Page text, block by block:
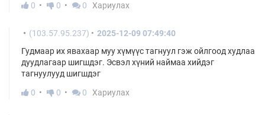
0
0 0 Хариулах
(103.57.95.237)
2025-12-09 07:49:40
Гудмаар их явахаар муу хүмүүс тагнуул гэж ойлгоод худлаа
дуудлагаар шигшдэг. Эсвэл хүний наймаа хийдэг
тагнуулууд шигшдэг
0
0 0 Хариулах